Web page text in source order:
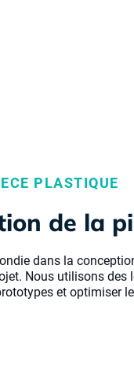
PLASTIQUE
de la
dans la
Nous utilisons
et optimiser